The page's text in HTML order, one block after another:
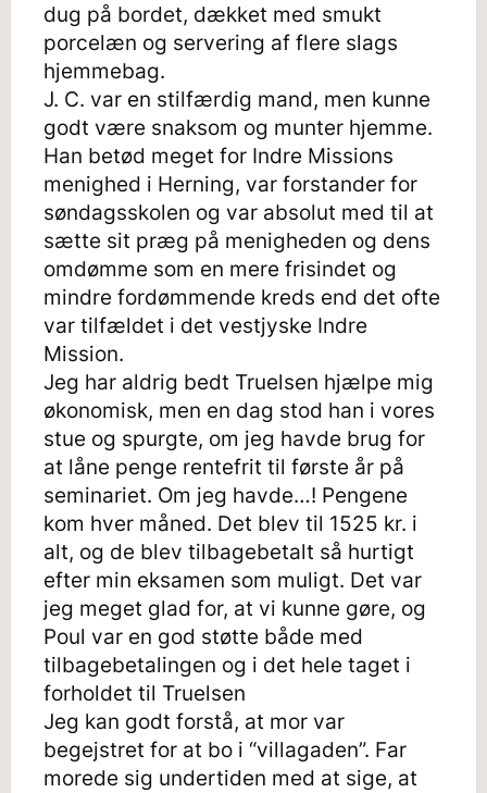
dug på bordet, dækket med smukt
porcelæn og servering af flere slags
hjemmebag.
J. C. var en stilfærdig mand, men kunne
godt være snaksom og munter hjemme.
Han betød meget for Indre Missions
menighed i Herning, var forstander for
søndagsskolen og var absolut med til at
sætte sit præg på menigheden og dens
omdømme som en mere frisindet og
mindre fordømmende kreds end det ofte
var tilfældet i det vestjyske Indre
Mission.
Jeg har aldrig bedt Truelsen hjælpe mig
økonomisk, men en dag stod han i vores
stue og spurgte, om jeg havde brug for
at låne penge rentefrit til første år på
seminariet. Om jeg havde…! Pengene
kom hver måned. Det blev til 1525 kr. i
alt, og de blev tilbagebetalt så hurtigt
efter min eksamen som muligt. Det var
jeg meget glad for, at vi kunne gøre, og
Poul var en god støtte både med
tilbagebetalingen og i det hele taget i
forholdet til Truelsen
Jeg kan godt forstå, at mor var
begejstret for at bo i “villagaden”. Far
morede sig undertiden med at sige, at